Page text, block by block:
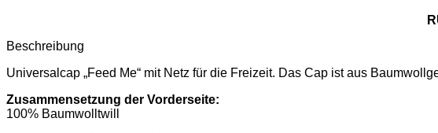
Beschreibung
Universalcap „Feed Me“ mit Netz für die Freizeit. Das Cap ist aus
Zusammensetzung der Vorderseite:
100% Baumwolltwill